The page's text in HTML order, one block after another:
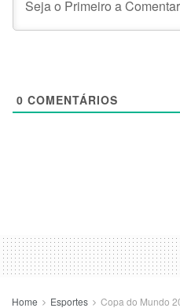
0 COMENTÁRIOS
Home Esportes Copa do Mundo